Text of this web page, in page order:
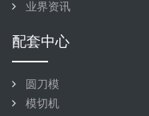
业界资讯
配套中心
圆刀模
模切机